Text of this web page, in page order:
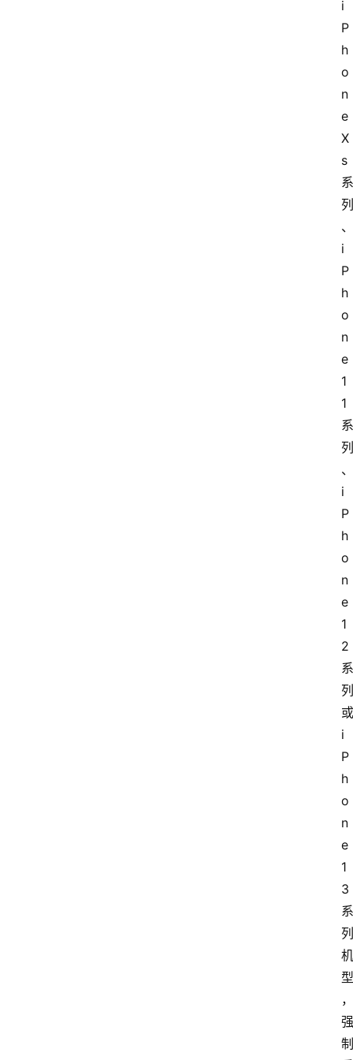
i
P
h
o
n
e
X
s
系
列
、
i
P
h
o
n
e
1
1
系
列
、
i
P
h
o
n
e
1
2
系
列
或
i
P
h
o
n
e
1
3
系
列
机
型
，
强
制